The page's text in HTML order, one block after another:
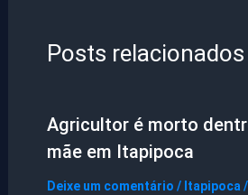
Posts relacionados
Agricultor é morto
mãe em Itapipoca
Deixe um comentário / Itapipoca